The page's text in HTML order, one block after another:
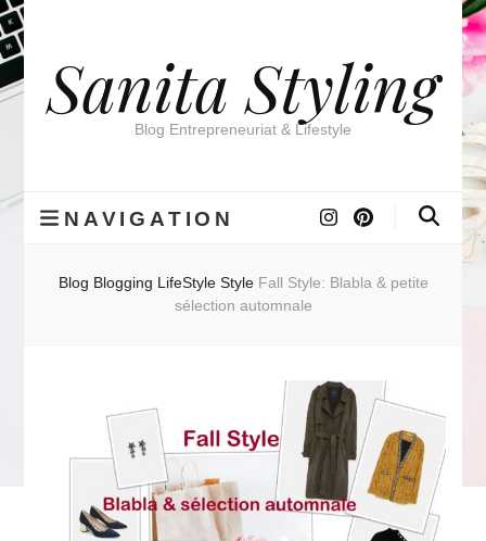
Sanita Styling
Blog Entrepreneuriat & Lifestyle
NAVIGATION
Blog Blogging LifeStyle Style Fall Style: Blabla & petite
sélection automnale